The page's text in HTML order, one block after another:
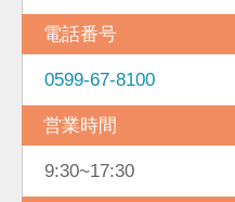
電話番号
0599-67-8100
営業時間
9:30~17:30